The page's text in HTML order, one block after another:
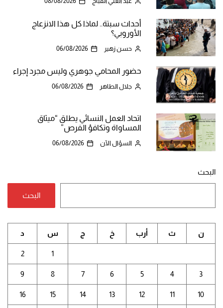
أحداث سبتة.. لماذا كل هذا الانزعاج
الأوروبي؟
حسن زهير 06/08/2026
حضور المحامي جوهري وليس مجرد إجراء
جلال الطاهر 06/08/2026
اتحاد العمل النسائي يطلق “ميثاق
المساواة وتكافؤ الفرص”
السؤال الآن 06/08/2026
البحث
البحث
ن ث أرب خ ج س د
1
2
3
4
5
6
7
8
9
10
11
12
13
14
15
16